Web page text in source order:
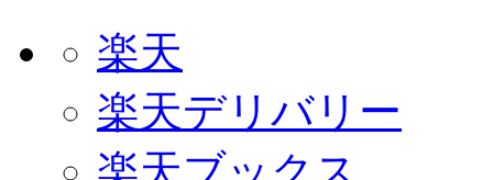
楽天
楽天デリバリー
楽天ブックス